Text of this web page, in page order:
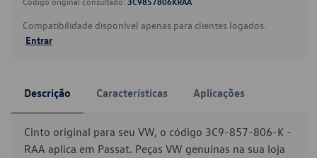
Compatibilidade disponível apenas para clientes logados.
Entrar
Descrição Características Aplicações
Cinto original para seu VW, o código 3C9-857-806-K -
RAA aplica em Passat. Peças VW genuínas na sua loja